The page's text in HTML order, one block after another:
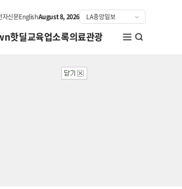
자신문EnglishAugust 8, 2026
핫딜교육업소록의료관광